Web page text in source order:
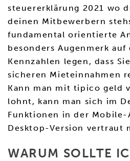
steuererklärung 2021 wo
deinen Mitbewerbern
fundamental orientierte
besonders Augenmerk
Kennzahlen legen, dass
sicheren Mieteinnahmen
Kann man mit tipico geld
lohnt, kann man sich im
Funktionen in der Mobile-
Desktop-Version vertraut
WARUM SOLLTE